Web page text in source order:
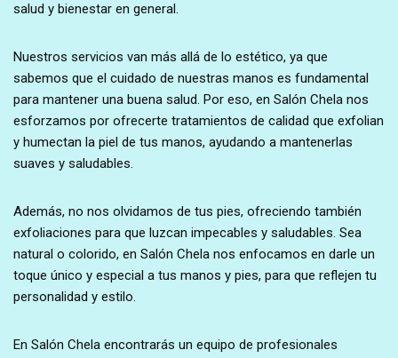
salud y bienestar en general.
Nuestros servicios van más allá de lo estético, ya que
sabemos que el cuidado de nuestras manos es fundamental
para mantener una buena salud. Por eso, en Salón Chela nos
esforzamos por ofrecerte tratamientos de calidad que exfolian
y humectan la piel de tus manos, ayudando a mantenerlas
suaves y saludables.
Además, no nos olvidamos de tus pies, ofreciendo también
exfoliaciones para que luzcan impecables y saludables. Sea
natural o colorido, en Salón Chela nos enfocamos en darle un
toque único y especial a tus manos y pies, para que reflejen tu
personalidad y estilo.
En Salón Chela encontrarás un equipo de profesionales